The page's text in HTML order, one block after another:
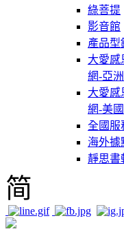
綠菩提
影音館
產品型
大愛感
網-亞洲
大愛感
網-美國
全國服
海外據
靜思書
简